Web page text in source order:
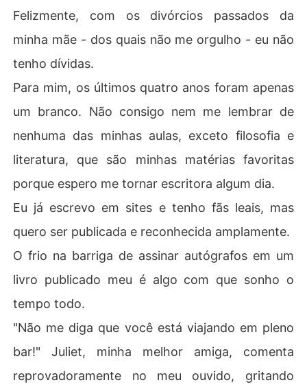
"E se eu for?"
Aaron fica tenso sobre mim, o corpo pairando a centíme
tros do meu.
vez, com um tom completamente diferente... um tom qu
e me faz perceber que estou em perigo.
Felizmente, com os divórcios passados da
minha mãe - dos quais não me orgulho - eu não
tenho dívidas.
Para mim, os últimos quatro anos foram apenas
um branco. Não consigo nem me lembrar de
nenhuma das minhas aulas, exceto filosofia e
literatura, que são minhas matérias favoritas
porque espero me tornar escritora algum dia.
Eu já escrevo em sites e tenho fãs leais, mas
quero ser publicada e reconhecida amplamente.
O frio na barriga de assinar autógrafos em um
livro publicado meu é algo com que sonho o
tempo todo.
"Não me diga que você está viajando em pleno
bar!" Juliet, minha melhor amiga, comenta
reprovadoramente no meu ouvido, gritando